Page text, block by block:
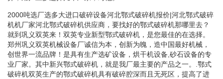
2000吨选厂选多大进口破碎设备河北鄂式破碎机报价|河北鄂式破碎
机机厂家河北鄂式破碎机供应商，要找好的鄂式破碎机那哪里去？
就到巩义双英来！双英专业新型鄂式破碎机，是您最佳的在选择。
郑州巩义双英机械设备厂诚信为本，创新为魄，造中国最好机械，
创世界一流品牌！是具有生产选矿设备，烘干机设备,砂石设备的专
业厂家。其中新兴鄂式破碎机，就是我厂最主要的产品之一。.鄂式
破碎机双英生产的鄂式破碎机具有破碎腔深而且无死区，提高了进